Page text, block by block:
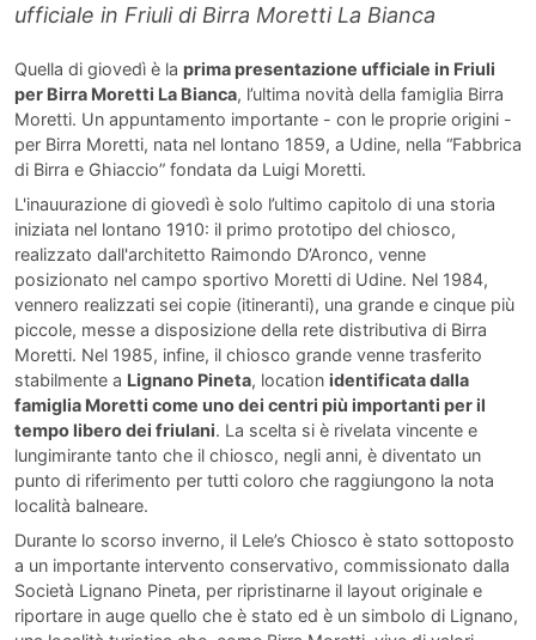
ufficiale in Friuli di Birra Moretti La Bianca
Quella di giovedì è la prima presentazione ufficiale in Friuli
per Birra Moretti La Bianca, l’ultima novità della famiglia Birra
Moretti. Un appuntamento importante - con le proprie origini -
per Birra Moretti, nata nel lontano 1859, a Udine, nella “Fabbrica
di Birra e Ghiaccio” fondata da Luigi Moretti.
L'inauurazione di giovedì è solo l’ultimo capitolo di una storia
iniziata nel lontano 1910: il primo prototipo del chiosco,
realizzato dall'architetto Raimondo D’Aronco, venne
posizionato nel campo sportivo Moretti di Udine. Nel 1984,
vennero realizzati sei copie (itineranti), una grande e cinque più
piccole, messe a disposizione della rete distributiva di Birra
Moretti. Nel 1985, infine, il chiosco grande venne trasferito
stabilmente a Lignano Pineta, location identificata dalla
famiglia Moretti come uno dei centri più importanti per il
tempo libero dei friulani. La scelta si è rivelata vincente e
lungimirante tanto che il chiosco, negli anni, è diventato un
punto di riferimento per tutti coloro che raggiungono la nota
località balneare.
Durante lo scorso inverno, il Lele’s Chiosco è stato sottoposto
a un importante intervento conservativo, commissionato dalla
Società Lignano Pineta, per ripristinarne il layout originale e
riportare in auge quello che è stato ed è un simbolo di Lignano,